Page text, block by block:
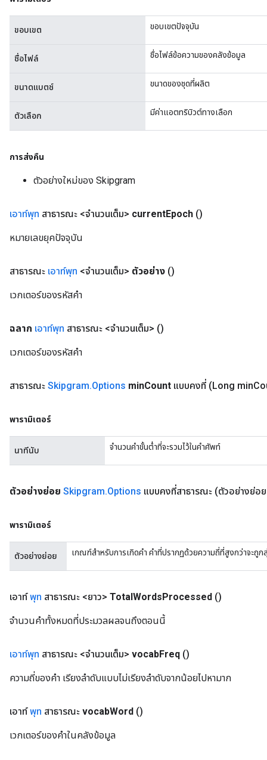
ขอบเขต ขอบเขตปัจจุบัน
ชื่อไฟล์ ชื่อไฟล์ข้อความของคลังข้อมูล
ขนาดแบตช์ ขนาดของชุดที่ผลิต
ตัวเลือก มีค่าแอตทริบิวต์ทางเลือก
การส่งคืน
ตัวอย่างใหม่ของ Skipgram
เอาท์พุท สาธารณะ <จำนวนเต็ม> currentEpoch ()
หมายเลขยุคปัจจุบัน
สาธารณะ เอาท์พุท <จำนวนเต็ม> ตัวอย่าง ()
เวกเตอร์ของรหัสคำ
ฉลาก เอาท์พุท สาธารณะ <จำนวนเต็ม> ()
เวกเตอร์ของรหัสคำ
สาธารณะ Skipgram.Options minCount แบบคงที่ (Long min
พารามิเตอร์
นาทีนับ จำนวนคำขั้นต่ำที่จะรวมไว้ในคำศัพท์
ตัวอย่างย่อย Skipgram.Options แบบคงที่สาธารณะ (ตัวอย่างย่อ
พารามิเตอร์
ตัวอย่างย่อย เกณฑ์สำหรับการเกิดคำ คำที่ปรากฏด้วยความถี่ที่สูงกว่าจะถู
เอาท์พุท สาธารณะ <ยาว> TotalWordsProcessed ()
จำนวนคำทั้งหมดที่ประมวลผลจนถึงตอนนี้
เอาท์พุท สาธารณะ <จำนวนเต็ม> vocabFreq ()
ความถี่ของคำ เรียงลำดับแบบไม่เรียงลำดับจากน้อยไปหามาก
เอาท์พุท สาธารณะ vocabWord ()
เวกเตอร์ของคำในคลังข้อมูล